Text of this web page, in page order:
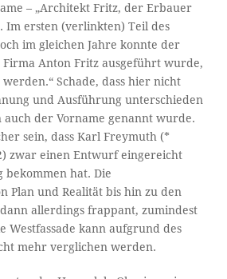
– „Architekt Fritz, der Erbauer
Im ersten (verlinkten) Teil des
im gleichen Jahre konnte der
Anton Fritz ausgeführt wurde,
Schade, dass hier nicht
und Ausführung unterschieden
auch der Vorname genannt wurde.
sein, dass Karl Freymuth (*
zwar einen Entwurf eingereicht
bekommen hat. Die
Plan und Realität bis hin zu den
allerdings frappant, zumindest
Westfassade kann aufgrund des
mehr verglichen werden.